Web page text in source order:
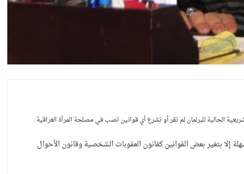
الحالية للبرلمان لم تقر أو تشرع أي قوانين تصب في مصلحة المرأة العراقية .
إلا بتغير بعض القوانين كقانون العقوبات الشخصية وقانون الأحوال